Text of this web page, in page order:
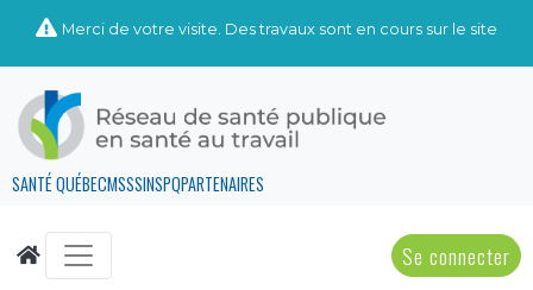
Merci de votre visite. Des travaux sont en cours sur le site
SANTÉ QUÉBECMSSSINSPQPARTENAIRES
Se connecter